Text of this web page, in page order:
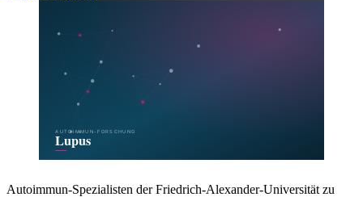
Autoimmun-Spezialisten der Friedrich-Alexander-Universität zu